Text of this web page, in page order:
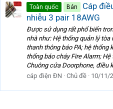
Toàn quốc Bán
Cáp
nhiễu 3 pair 18AWG
Được sử dụng rất phổ biến
nhà như: Hệ thống quản lý
thanh thông báo PA; hệ thống
thống báo cháy Fire Alarm;
Chuông cửa Doorphone, điều
cáp điện ĐN
Chủ đề 10/11/